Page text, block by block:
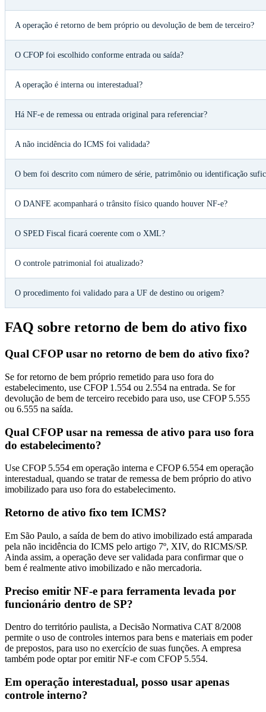
A operação é retorno de bem próprio ou devolução de bem de terceiro?
O CFOP foi escolhido conforme entrada ou saída?
A operação é interna ou interestadual?
Há NF-e de remessa ou entrada original para referenciar?
A não incidência do ICMS foi validada?
O bem foi descrito com número de série, patrimônio ou identificação
O DANFE acompanhará o trânsito físico quando houver NF-e?
O SPED Fiscal ficará coerente com o XML?
O controle patrimonial foi atualizado?
O procedimento foi validado para a UF de destino ou origem?
FAQ sobre retorno de bem do ativo fixo
Qual CFOP usar no retorno de bem do ativo fixo?
Se for retorno de bem próprio remetido para uso fora do
estabelecimento, use CFOP 1.554 ou 2.554 na entrada. Se for
devolução de bem de terceiro recebido para uso, use CFOP 5.555
ou 6.555 na saída.
Qual CFOP usar na remessa de ativo para uso fora
do estabelecimento?
Use CFOP 5.554 em operação interna e CFOP 6.554 em operação
interestadual, quando se tratar de remessa de bem próprio do ativo
imobilizado para uso fora do estabelecimento.
Retorno de ativo fixo tem ICMS?
Em São Paulo, a saída de bem do ativo imobilizado está amparada
pela não incidência do ICMS pelo artigo 7º, XIV, do RICMS/SP.
Ainda assim, a operação deve ser validada para confirmar que o
bem é realmente ativo imobilizado e não mercadoria.
Preciso emitir NF-e para ferramenta levada por
funcionário dentro de SP?
Dentro do território paulista, a Decisão Normativa CAT 8/2008
permite o uso de controles internos para bens e materiais em poder
de prepostos, para uso no exercício de suas funções. A empresa
também pode optar por emitir NF-e com CFOP 5.554.
Em operação interestadual, posso usar apenas
controle interno?